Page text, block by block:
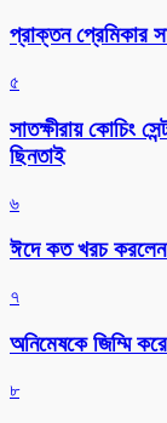
প্রাক্তন প্রেমিকার
৫
সাতক্ষীরায় কোচিং
ছিনতাই
৬
ঈদে কত খরচ
৭
অনিমেষকে জিম্মি
৮